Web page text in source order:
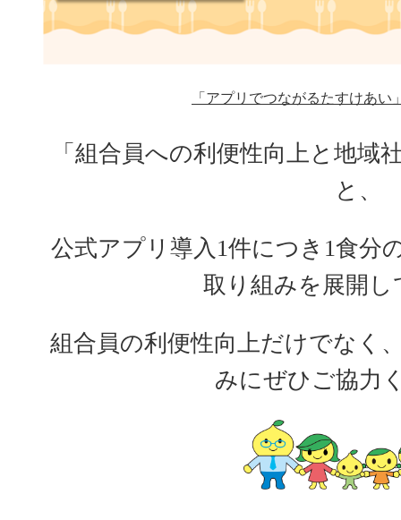
「アプリでつながるたすけあい
「組合員への利便性向上と地域
と、
公式アプリ導入 1件につき 1食分
取り組みを展開
組合員の利便性向上だけでなく
みにぜひご協力